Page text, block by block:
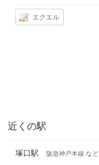
エクエル
近くの駅
塚口駅 阪急神戸本線 など